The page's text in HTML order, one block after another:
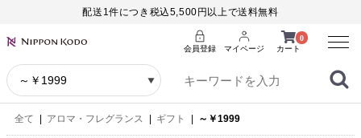
配送1件につき税込5,500円以上で送料無料
0
カート
会員登録 マイページ
Menu
全て アロマ・フレグランス ギフト ～￥1999